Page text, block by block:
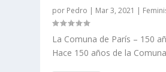
por Pedro | Mar 3, 2021 |
La Comuna de París – 150
Hace 150 años de la